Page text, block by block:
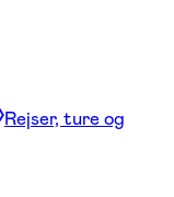
Rejser, ture og